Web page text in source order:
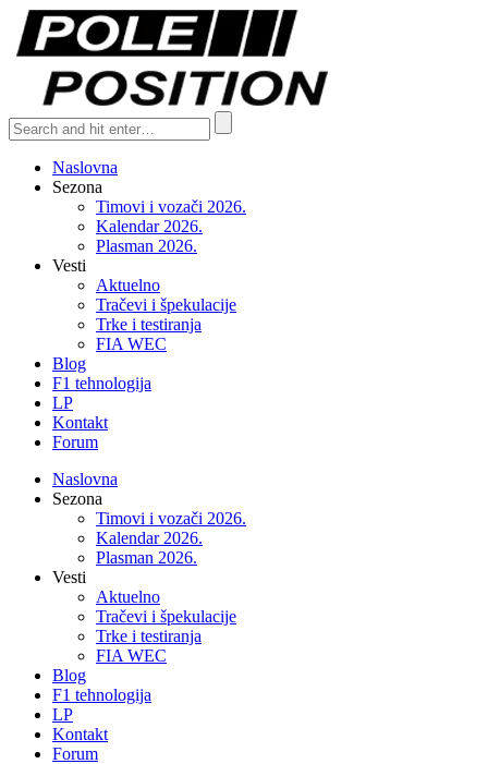
Naslovna
Sezona
Timovi i vozači 2026.
Kalendar 2026.
Plasman 2026.
Vesti
Aktuelno
Tračevi i špekulacije
Trke i testiranja
FIA WEC
Blog
F1 tehnologija
LP
Kontakt
Forum
Naslovna
Sezona
Timovi i vozači 2026.
Kalendar 2026.
Plasman 2026.
Vesti
Aktuelno
Tračevi i špekulacije
Trke i testiranja
FIA WEC
Blog
F1 tehnologija
LP
Kontakt
Forum